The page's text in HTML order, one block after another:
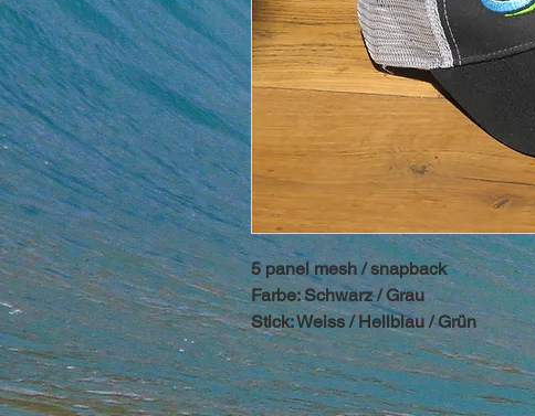
5 panel mesh / snapback
Farbe: Schwarz / Grau
Stick: Weiss / Hellblau / Grün